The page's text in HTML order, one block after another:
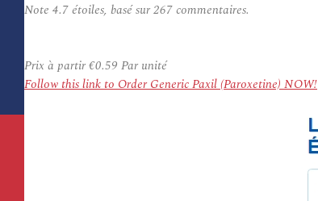
Note 4.7étoiles, basé sur267commentaires.
Prix à partir€0.59 Par unité
Follow this link to Order Generic Paxil (Paroxetine) NOW!